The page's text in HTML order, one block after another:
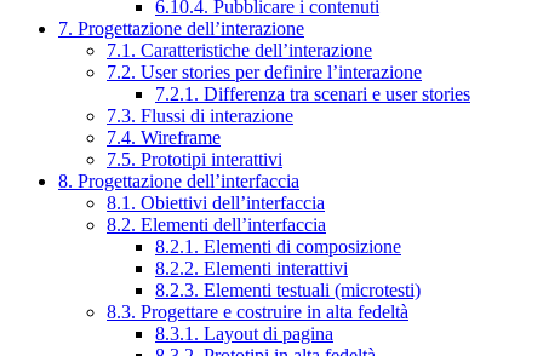
6.10.4. Pubblicare i contenuti
7. Progettazione dell’interazione
7.1. Caratteristiche dell’interazione
7.2. User stories per definire l’interazione
7.2.1. Differenza tra scenari e user stories
7.3. Flussi di interazione
7.4. Wireframe
7.5. Prototipi interattivi
8. Progettazione dell’interfaccia
8.1. Obiettivi dell’interfaccia
8.2. Elementi dell’interfaccia
8.2.1. Elementi di composizione
8.2.2. Elementi interattivi
8.2.3. Elementi testuali (microtesti)
8.3. Progettare e costruire in alta fedeltà
8.3.1. Layout di pagina